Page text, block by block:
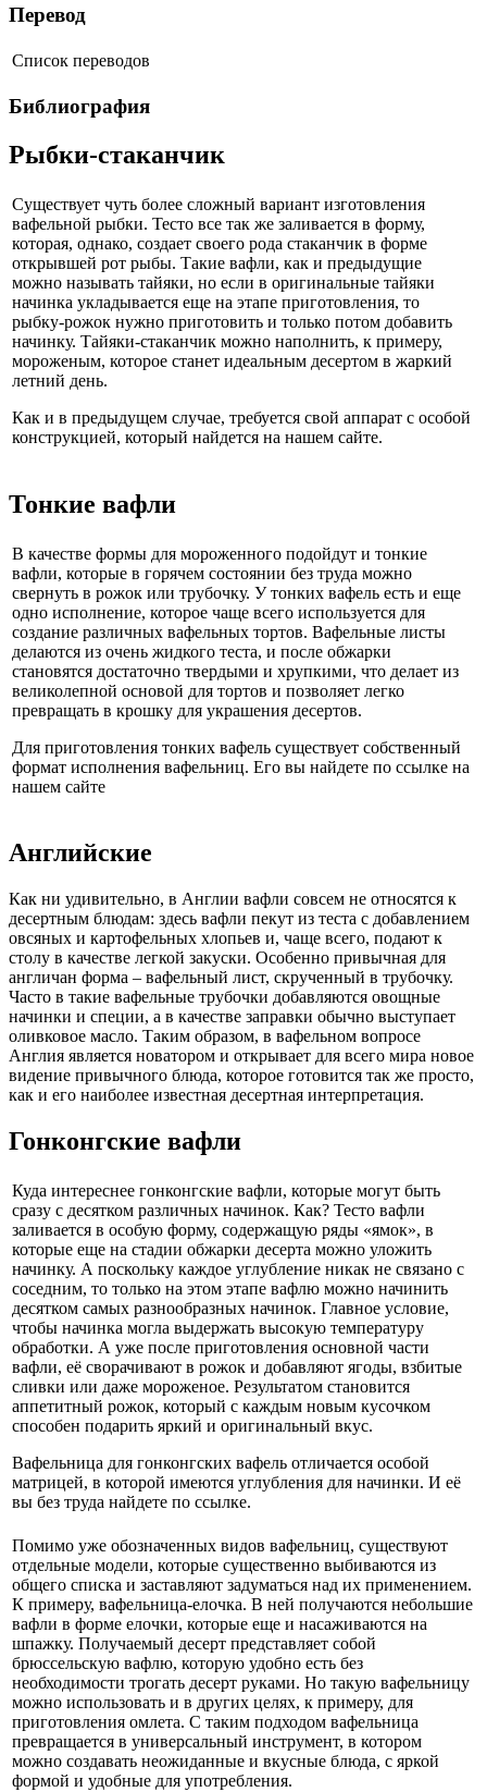
Перевод
Список переводов
Библиография
Рыбки-стаканчик
Существует чуть более сложный вариант изготовления
вафельной рыбки. Тесто все так же заливается в форму,
которая, однако, создает своего рода стаканчик в форме
открывшей рот рыбы. Такие вафли, как и предыдущие
можно называть тайяки, но если в оригинальные тайяки
начинка укладывается еще на этапе приготовления, то
рыбку-рожок нужно приготовить и только потом добавить
начинку. Тайяки-стаканчик можно наполнить, к примеру,
мороженым, которое станет идеальным десертом в жаркий
летний день.
Как и в предыдущем случае, требуется свой аппарат с особой
конструкцией, который найдется на нашем сайте.
Тонкие вафли
В качестве формы для мороженного подойдут и тонкие
вафли, которые в горячем состоянии без труда можно
свернуть в рожок или трубочку. У тонких вафель есть и еще
одно исполнение, которое чаще всего используется для
создание различных вафельных тортов. Вафельные листы
делаются из очень жидкого теста, и после обжарки
становятся достаточно твердыми и хрупкими, что делает из
великолепной основой для тортов и позволяет легко
превращать в крошку для украшения десертов.
Для приготовления тонких вафель существует собственный
формат исполнения вафельниц. Его вы найдете по ссылке на
нашем сайте
Английские
Как ни удивительно, в Англии вафли совсем не относятся к
десертным блюдам: здесь вафли пекут из теста с добавлением
овсяных и картофельных хлопьев и, чаще всего, подают к
столу в качестве легкой закуски. Особенно привычная для
англичан форма – вафельный лист, скрученный в трубочку.
Часто в такие вафельные трубочки добавляются овощные
начинки и специи, а в качестве заправки обычно выступает
оливковое масло. Таким образом, в вафельном вопросе
Англия является новатором и открывает для всего мира новое
видение привычного блюда, которое готовится так же просто,
как и его наиболее известная десертная интерпретация.
Гонконгские вафли
Куда интереснее гонконгские вафли, которые могут быть
сразу с десятком различных начинок. Как? Тесто вафли
заливается в особую форму, содержащую ряды «ямок», в
которые еще на стадии обжарки десерта можно уложить
начинку. А поскольку каждое углубление никак не связано с
соседним, то только на этом этапе вафлю можно начинить
десятком самых разнообразных начинок. Главное условие,
чтобы начинка могла выдержать высокую температуру
обработки. А уже после приготовления основной части
вафли, её сворачивают в рожок и добавляют ягоды, взбитые
сливки или даже мороженое. Результатом становится
аппетитный рожок, который с каждым новым кусочком
способен подарить яркий и оригинальный вкус.
Вафельница для гонконгских вафель отличается особой
матрицей, в которой имеются углубления для начинки. И её
вы без труда найдете по ссылке.
Помимо уже обозначенных видов вафельниц, существуют
отдельные модели, которые существенно выбиваются из
общего списка и заставляют задуматься над их применением.
К примеру, вафельница-елочка. В ней получаются небольшие
вафли в форме елочки, которые еще и насаживаются на
шпажку. Получаемый десерт представляет собой
брюссельскую вафлю, которую удобно есть без
необходимости трогать десерт руками. Но такую вафельницу
можно использовать и в других целях, к примеру, для
приготовления омлета. С таким подходом вафельница
превращается в универсальный инструмент, в котором
можно создавать неожиданные и вкусные блюда, с яркой
формой и удобные для употребления.